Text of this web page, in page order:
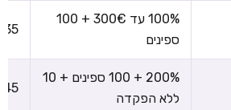
100% עד 300€ + 100
ספינים
200% + 100 ספינים + 10
ללא הפקדה